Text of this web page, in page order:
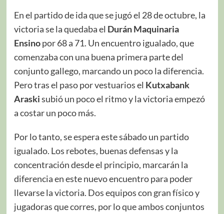
En el partido de ida que se jugó el 28 de octubre, la
victoria se la quedaba el Durán Maquinaria
Ensinopor 68 a 71. Un encuentro igualado, que
comenzaba con una buena primera parte del
conjunto gallego, marcando un poco la diferencia.
Pero tras el paso por vestuarios el Kutxabank
Araskisubió un poco el ritmo y la victoria empezó
a costar un poco más.
Por lo tanto, se espera este sábado un partido
igualado. Los rebotes, buenas defensas y la
concentración desde el principio, marcarán la
diferencia en este nuevo encuentro para poder
llevarse la victoria. Dos equipos con gran físico y
jugadoras que corres, por lo que ambos conjuntos